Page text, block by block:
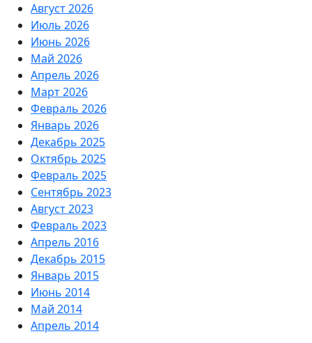
Август 2026
Июль 2026
Июнь 2026
Май 2026
Апрель 2026
Март 2026
Февраль 2026
Январь 2026
Декабрь 2025
Октябрь 2025
Февраль 2025
Сентябрь 2023
Август 2023
Февраль 2023
Апрель 2016
Декабрь 2015
Январь 2015
Июнь 2014
Май 2014
Апрель 2014